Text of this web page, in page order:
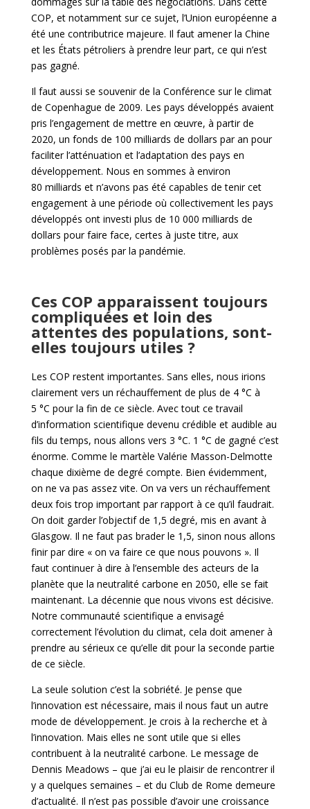
COP, et notamment sur ce sujet, l’Union européenne a
été une contributrice majeure. Il faut amener la Chine
et les États pétroliers à prendre leur part, ce qui n’est
pas gagné.
Il faut aussi se souvenir de la Conférence sur le climat
de Copenhague de 2009. Les pays développés avaient
pris l’engagement de mettre en œuvre, à partir de
2020, un fonds de 100 milliards de dollars par an pour
faciliter l’atténuation et l’adaptation des pays en
développement. Nous en sommes à environ
80 milliards et n’avons pas été capables de tenir cet
engagement à une période où collectivement les pays
développés ont investi plus de 10 000 milliards de
dollars pour faire face, certes à juste titre, aux
problèmes posés par la pandémie.
Ces COP apparaissent toujours
compliquées et loin des
attentes des populations, sont-
elles toujours utiles ?
Les COP restent importantes. Sans elles, nous irions
clairement vers un réchauffement de plus de 4 °C à
5 °C pour la fin de ce siècle. Avec tout ce travail
d’information scientifique devenu crédible et audible au
fils du temps, nous allons vers 3 °C. 1 °C de gagné c’est
énorme. Comme le martèle Valérie Masson-Delmotte
chaque dixième de degré compte. Bien évidemment,
on ne va pas assez vite. On va vers un réchauffement
deux fois trop important par rapport à ce qu’il faudrait.
On doit garder l’objectif de 1,5 degré, mis en avant à
Glasgow. Il ne faut pas brader le 1,5, sinon nous allons
finir par dire « on va faire ce que nous pouvons ». Il
faut continuer à dire à l’ensemble des acteurs de la
planète que la neutralité carbone en 2050, elle se fait
maintenant. La décennie que nous vivons est décisive.
Notre communauté scientifique a envisagé
correctement l’évolution du climat, cela doit amener à
prendre au sérieux ce qu’elle dit pour la seconde partie
de ce siècle.
La seule solution c’est la sobriété. Je pense que
l’innovation est nécessaire, mais il nous faut un autre
mode de développement. Je crois à la recherche et à
l’innovation. Mais elles ne sont utile que si elles
contribuent à la neutralité carbone. Le message de
Dennis Meadows – que j’ai eu le plaisir de rencontrer il
y a quelques semaines – et du Club de Rome demeure
d’actualité. Il n’est pas possible d’avoir une croissance